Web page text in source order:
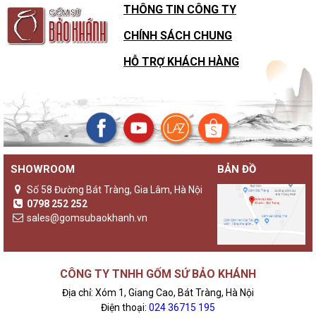
THÔNG TIN CÔNG TY
CHÍNH SÁCH CHUNG
HỖ TRỢ KHÁCH HÀNG
SHOWROOM
Số 58 Đường Bát Tràng, Gia Lâm, Hà Nội
0798 252 252
sales@gomsubaokhanh.vn
BẢN ĐỒ
CÔNG TY TNHH GỐM SỨ BẢO KHÁNH
Địa chỉ: Xóm 1, Giang Cao, Bát Tràng, Hà Nội
Điện thoại: 024 36715 195